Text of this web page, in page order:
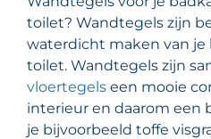
toilet? Wandtegels zijn
waterdicht maken van je
toilet. Wandtegels zijn
vloertegels een mooie
interieur en daarom een
je bijvoorbeeld toffe